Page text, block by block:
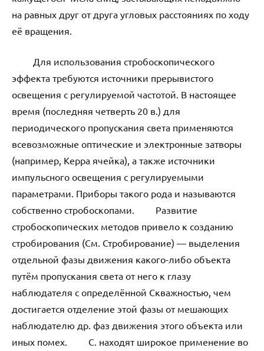
на равных друг от друга угловых расстояниях по ходу
её вращения.
Для использования стробоскопического
эффекта требуются источники прерывистого
освещения с регулируемой частотой. В настоящее
время (последняя четверть 20 в.) для
периодического пропускания света применяются
всевозможные оптические и электронные затворы
(например, Керра ячейка), а также источники
импульсного освещения с регулируемыми
параметрами. Приборы такого рода и называются
собственно стробоскопами. Развитие
стробоскопических методов привело к созданию
стробирования (См. Стробирование) — выделения
отдельной фазы движения какого-либо объекта
путём пропускания света от него к глазу
наблюдателя с определённой Скважностью, чем
достигается отделение этой фазы от мешающих
наблюдателю др. фаз движения этого объекта или
иных помех. С. находят широкое применение во